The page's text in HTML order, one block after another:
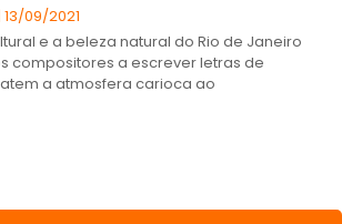
13/09/2021
e a beleza natural do Rio de Janeiro
compositores a escrever letras de
a atmosfera carioca ao